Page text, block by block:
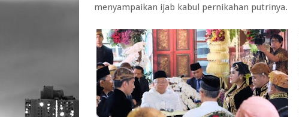
menyampaikan ijab kabul pernikahan putrinya.